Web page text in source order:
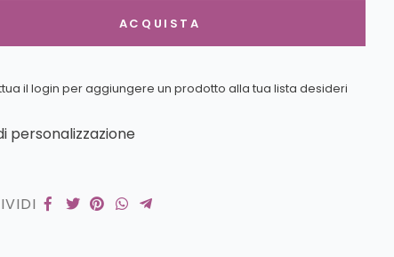
ACQUISTA
il login per aggiungere un prodotto alla tua lista desideri
personalizzazione